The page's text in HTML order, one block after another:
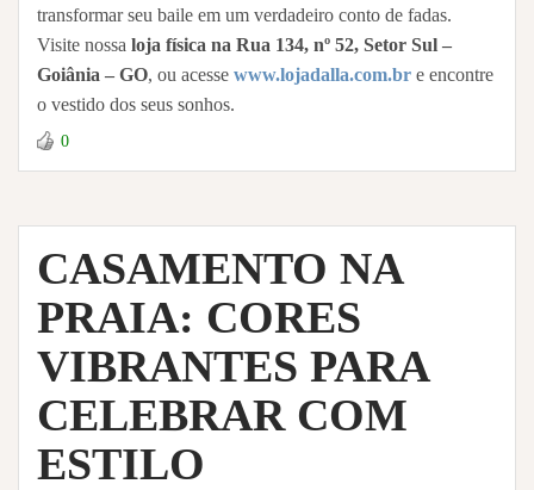
transformar seu baile em um verdadeiro conto de fadas.
Visite nossa loja física na Rua 134, nº 52, Setor Sul –
Goiânia – GO, ou acesse www.lojadalla.com.br e encontre
o vestido dos seus sonhos.
0
CASAMENTO NA
PRAIA: CORES
VIBRANTES PARA
CELEBRAR COM
ESTILO